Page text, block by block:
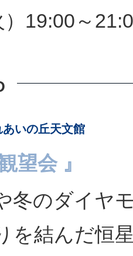
19:00～
いの丘天文館
望会 』
冬のダイヤ
を結んだ恒